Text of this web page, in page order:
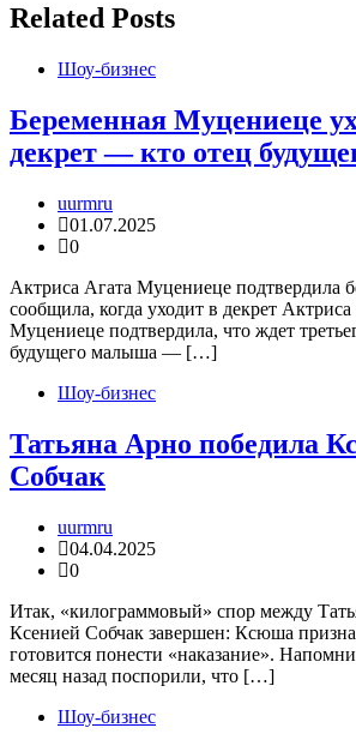
Related Posts
Шоу-бизнес
Беременная Муцениеце
декрет — кто отец
uurmru
01.07.2025
0
Актриса Агата Муцениеце подтвердила
сообщила, когда уходит в декрет
Муцениеце подтвердила, что ждет
будущего малыша — […]
Шоу-бизнес
Татьяна Арно победила
Собчак
uurmru
04.04.2025
0
Итак, «килограммовый» спор между
Ксенией Собчак завершен: Ксюша
готовится понести «наказание».
месяц назад поспорили, что […]
Шоу-бизнес